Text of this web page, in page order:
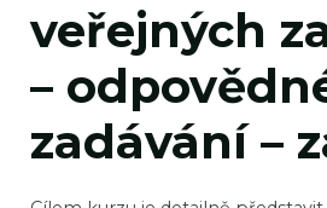
veřejných
–
zadávání –